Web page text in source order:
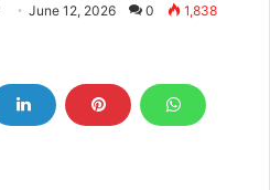
June 12, 2026 0 1,838